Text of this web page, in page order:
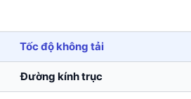
Tốc độ không tải
Đường kính trục